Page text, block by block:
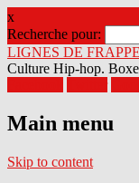
x
Recherche pour:
LIGNES DE FRAPPE
Culture Hip-hop.
Main menu
Skip to content